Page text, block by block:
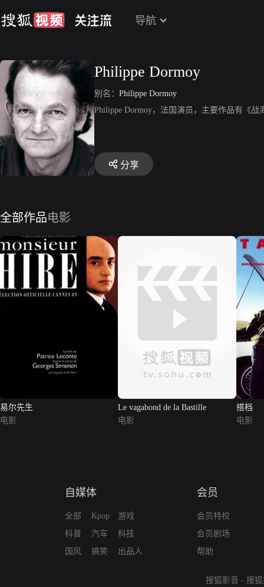
导航
Philippe Dormoy
别名： Philippe Dormoy
Philippe Dormoy，法国演员，主要作品有《
分享
全部作品电影
易尔先生
电影
Le vagabond de la Bastille
电影
搭档
电影
自媒体
全部
科普
国风
Kpop
汽车
搞笑
游戏
科技
出品人
会员
会员特权
会员剧场
帮助
搜狐影音 - 搜